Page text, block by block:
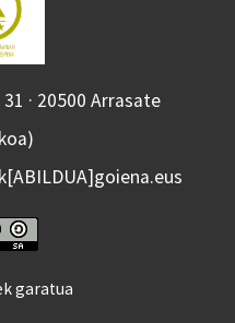
· 20500 Arrasate
garatua